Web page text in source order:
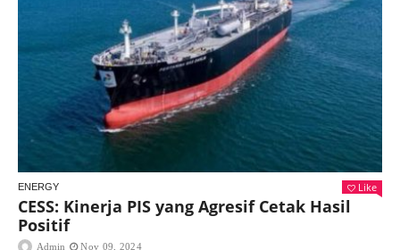
ENERGY Like
CESS: Kinerja PIS yang Agresif Cetak Hasil
Positif
Admin Nov 09, 2024